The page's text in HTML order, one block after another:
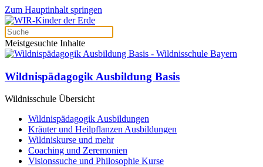
Zum Hauptinhalt springen
Meistgesuchte Inhalte
Wildnispädagogik Ausbildung Basis
Wildnisschule Übersicht
Wildnispädagogik Ausbildungen
Kräuter und Heilpflanzen Ausbildungen
Wildniskurse und mehr
Coaching und Zeremonien
Visionssuche und Philosophie Kurse